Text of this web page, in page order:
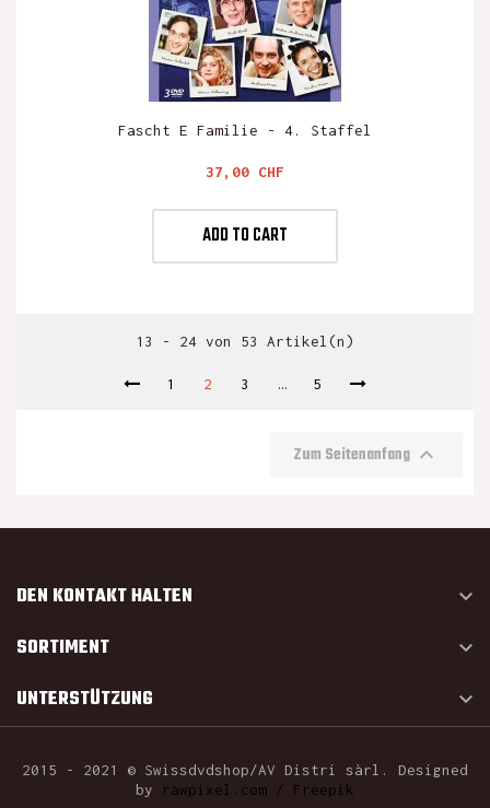
Fascht E Familie - 4. Staffel
Preis
37,00 CHF
ADD TO CART
13 - 24 von 53 Artikel(n)
1 2 3 … 5
Zum Seitenanfang 
DEN KONTAKT HALTEN 
SORTIMENT 
UNTERSTÜTZUNG 
2015 - 2021 © Swissdvdshop/AV Distri sàrl. Designed
by
rawpixel.com / Freepik